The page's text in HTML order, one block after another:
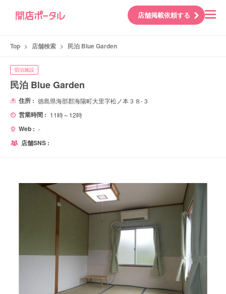
店舗掲載依頼する
Top > 店舗検索 > 民泊 Blue Garden
宿泊施設
民泊 Blue Garden
住所 : 徳島県海部郡海陽町大里字松ノ本３８-３
営業時間 : 11時～12時
Web : -
店舗SNS :